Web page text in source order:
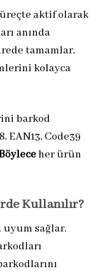
aktif olarak
anında
tamamlar.
kolayca
barkod
EAN13, Code39
her ürün
Kullanılır?
uyum sağlar.